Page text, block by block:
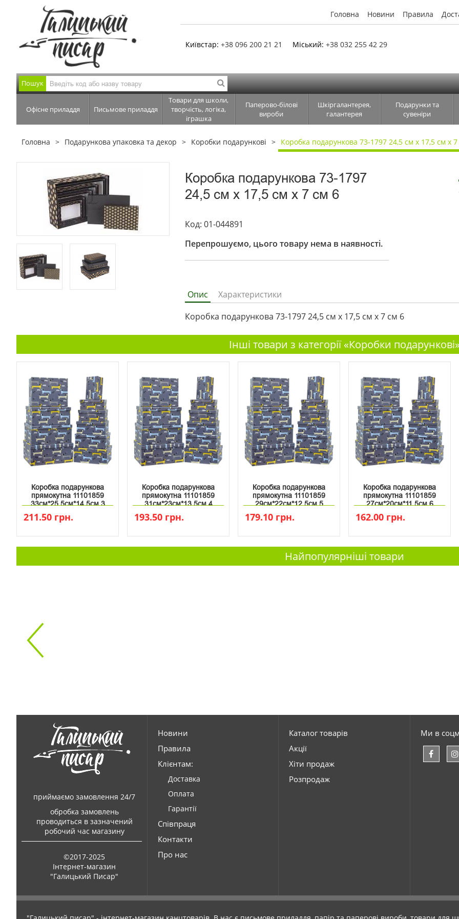
Головна Новини Правила
Київстар: +38 096 200 21 21 Міський: +38 032 255 42 29
Пошук
Офісне приладдя Письмове приладдя
Товари для школи,
творчість, логіка,
іграшка
Паперово-білові
вироби
Шкіргалантерея,
галантерея
Подарунки та
сувеніри
Головна Подарункова упаковка та декор Коробки подарункові Коробка подарункова 73-1797 24,5 см х 17,5 см х
Коробка подарункова 73-1797
24,5 см х 17,5 см х 7 см 6
Код: 01-044891
Перепрошуємо, цього товару нема в наявності.
Опис
Характеристики
Коробка подарункова 73-1797 24,5 см х 17,5 см х 7 см 6
Інші товари з категорії «Коробки
Коробка подарункова
прямокутна 11101859
33см*25.5см*14.5см 3
211.50 грн.
Коробка подарункова
прямокутна 11101859
31см*23см*13.5см 4
193.50 грн.
Коробка подарункова
прямокутна 11101859
29см*22см*12.5см 5
179.10 грн.
Коробка подарункова
прямокутна 11101859
27см*20см*11.5см 6
162.00 грн.
Найпопулярніші товари
приймаємо замовлення 24/7
обробка замовлень
проводиться в зазначений
робочий час магазину
©2017-2025
Інтернет-магазин
"Галицький Писар"
Новини
Правила
Клієнтам:
Доставка
Оплата
Гарантії
Співпраця
Контакти
Про нас
Каталог товарів
Акції
Хіти продаж
Розпродаж
Ми в